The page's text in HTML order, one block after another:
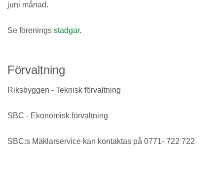
juni månad.
Se förenings stadgar.
Förvaltning
Riksbyggen - Teknisk förvaltning
SBC - Ekonomisk förvaltning
SBC:s Mäklarservice kan kontaktas på 0771- 722 722